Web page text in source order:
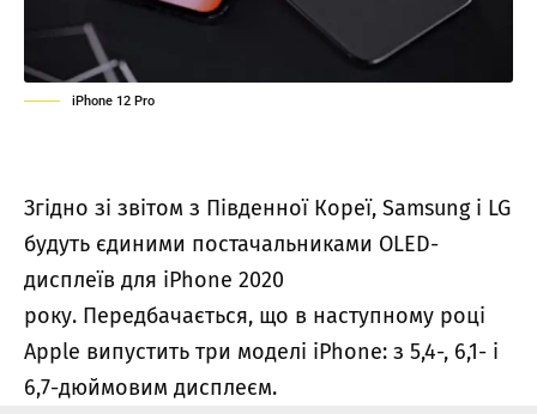
iPhone 12 Pro
Згідно зі звітом з Південної Кореї, Samsung і LG
будуть єдиними постачальниками OLED-
дисплеїв для iPhone 2020
року. Передбачається, що в наступному році
Apple випустить три моделі iPhone: з 5,4-, 6,1- і
6,7-дюймовим дисплеєм.